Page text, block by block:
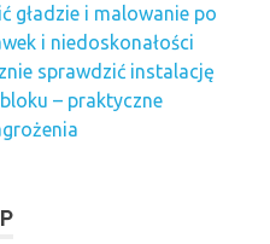
gładzie i malowanie po
i niedoskonałości
sprawdzić instalację
– praktyczne